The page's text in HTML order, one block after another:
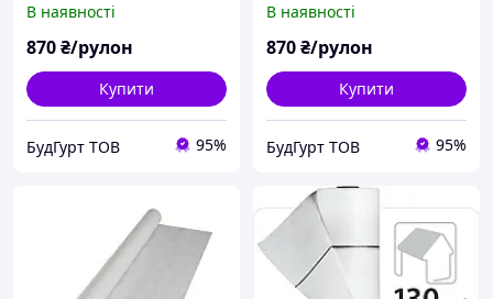
армована
поліетиленовою сіткою
В наявності
870₴/рулон
Купити
БудГурт ТОВ 95%
мікроперфорацією,
армована
поліетиленовою сіткою
(75м2)
В наявності
870₴/рулон
Купити
БудГурт ТОВ 95%